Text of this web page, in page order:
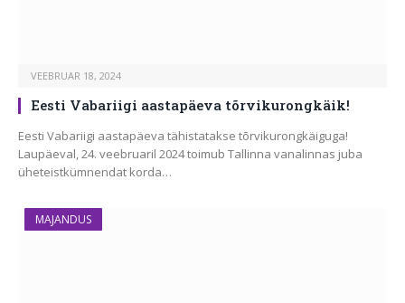
VEEBRUAR 18, 2024
Eesti Vabariigi aastapäeva tõrvikurongkäik!
Eesti Vabariigi aastapäeva tähistatakse tõrvikurongkäiguga!
Laupäeval, 24. veebruaril 2024 toimub Tallinna vanalinnas juba
üheteistkümnendat korda…
MAJANDUS